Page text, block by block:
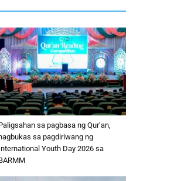
sa pagbasa ng Qur’an,
sa pagdiriwang ng
Youth Day 2026 sa